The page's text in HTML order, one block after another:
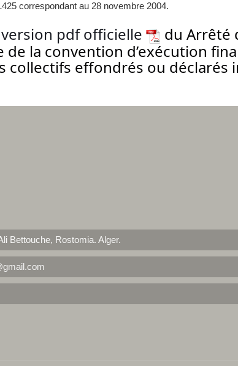
correspondant au 28 novembre 2004.
pdf officielle
du Arrêté
de la convention d’exécution
collectifs effondrés ou déclarés
Bettouche, Rostomia. Alger.